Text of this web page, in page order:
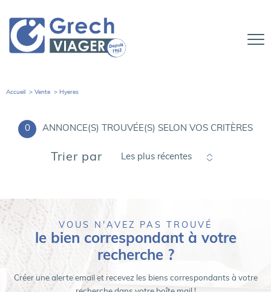
Accueil Vente Hyeres
0 ANNONCE(S) TROUVÉE(S) SELON VOS CRITÈRES
Trier par Les plus récentes
VOUS N'AVEZ PAS TROUVÉ
le bien correspondant à votre
recherche ?
Créer une alerte email et recevez les biens correspondants à votre